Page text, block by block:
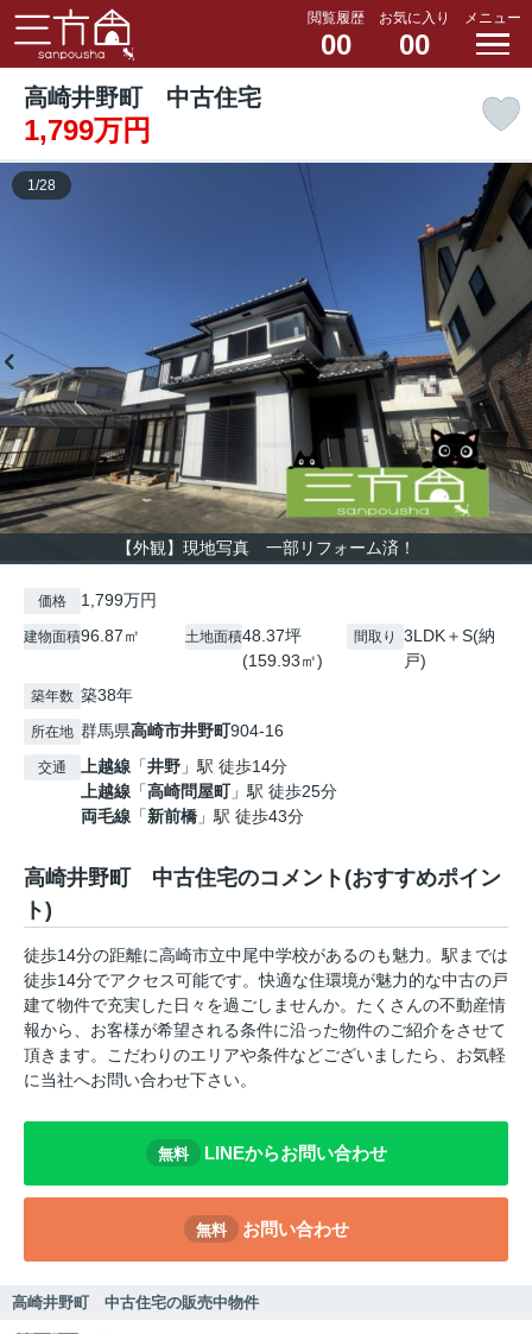
閲覧履歴
00
お気に入り
00
メニュー
高崎井野町 中古住宅
1,799万円
【外観】現地写真 一部リフォーム済！
1/28
価格 1,799万円
建物面積96.87㎡ 土地面積48.37坪
(159.93㎡)
間取り
3LDK＋S(納
戸)
築年数 築38年
所在地 群馬県高崎市井野町904-16
交通 上越線 「井野 」駅 徒歩14分
上越線 「高崎問屋町」駅 徒歩25分
両毛線 「新前橋 」駅 徒歩43分
高崎井野町 中古住宅のコメント(おすすめポイン
ト)
徒歩14分の距離に高崎市立中尾中学校があるのも魅力。駅までは
徒歩14分でアクセス可能です。快適な住環境が魅力的な中古の戸
建て物件で充実した日々を過ごしませんか。たくさんの不動産情
報から、お客様が希望される条件に沿った物件のご紹介をさせて
頂きます。こだわりのエリアや条件などございましたら、お気軽
に当社へお問い合わせ下さい。
無料 LINEからお問い合わせ
無料 お問い合わせ
高崎井野町 中古住宅の販売中物件